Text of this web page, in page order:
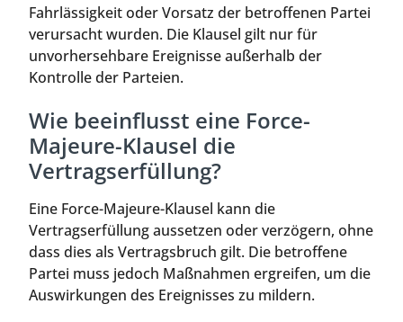
Fahrlässigkeit oder Vorsatz der betroffenen Partei
verursacht wurden. Die Klausel gilt nur für
unvorhersehbare Ereignisse außerhalb der
Kontrolle der Parteien.
Wie beeinflusst eine Force-
Majeure-Klausel die
Vertragserfüllung?
Eine Force-Majeure-Klausel kann die
Vertragserfüllung aussetzen oder verzögern, ohne
dass dies als Vertragsbruch gilt. Die betroffene
Partei muss jedoch Maßnahmen ergreifen, um die
Auswirkungen des Ereignisses zu mildern.